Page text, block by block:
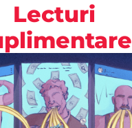
Lecturi